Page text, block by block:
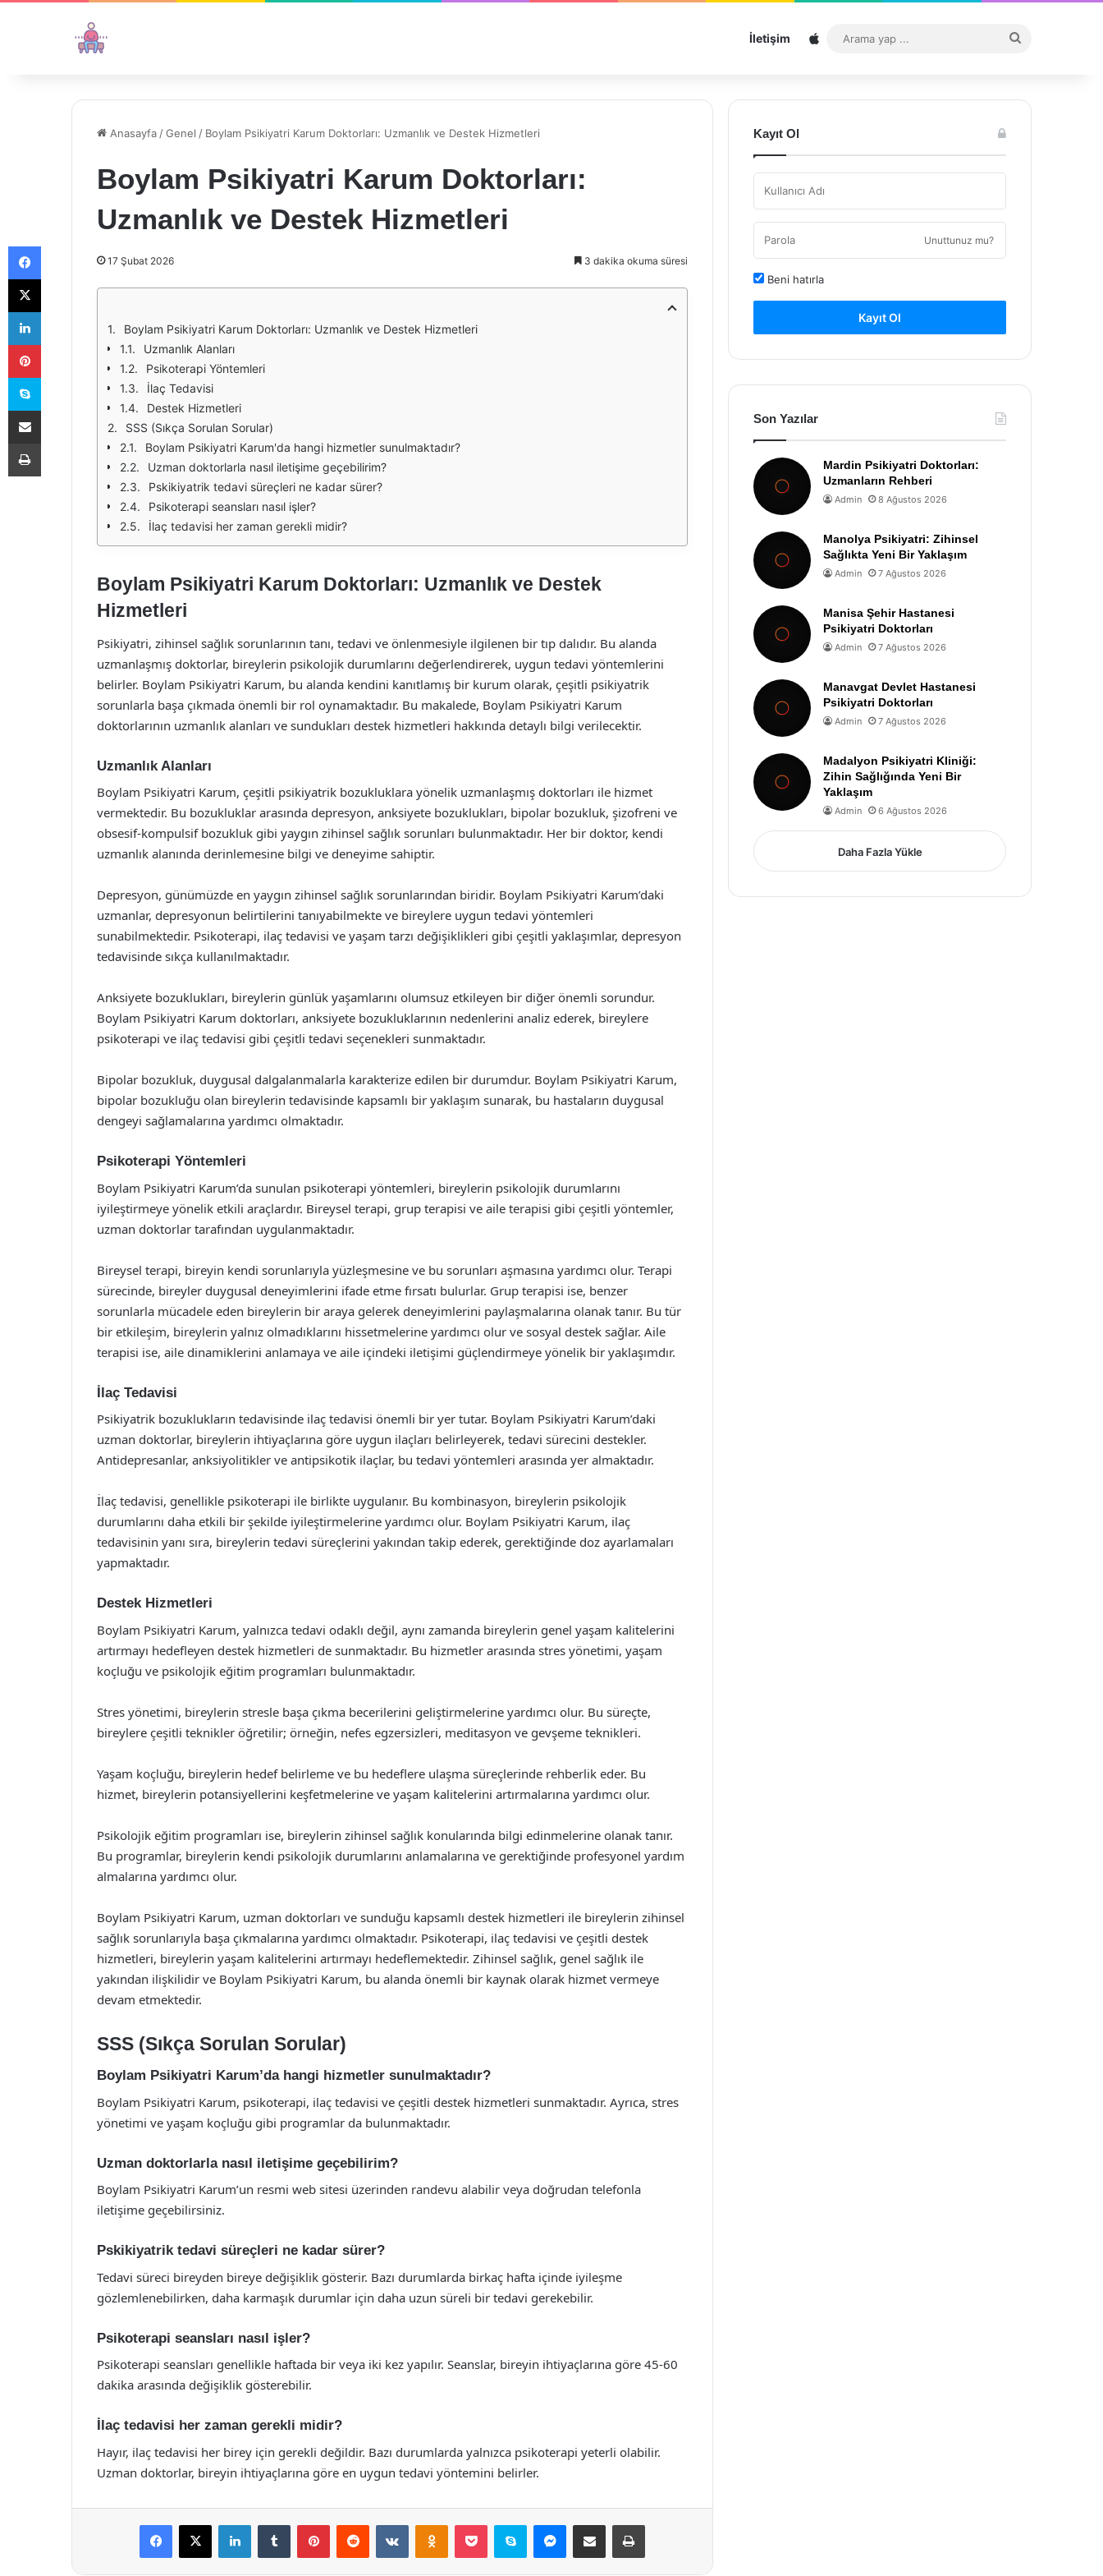
İletişim Sitemap
...
Anasayfa /Genel / Boylam Psikiyatri Karum Doktorları: Uzmanlık ve Destek Hizmetleri
Boylam Psikiyatri Karum Doktorları:
Uzmanlık ve Destek Hizmetleri
17 Şubat 2026 3 dakika okuma süresi
Boylam Psikiyatri Karum Doktorları: Uzmanlık ve Destek Hizmetleri
Uzmanlık Alanları
Psikoterapi Yöntemleri
İlaç Tedavisi
Destek Hizmetleri
SSS (Sıkça Sorulan Sorular)
Boylam Psikiyatri Karum'da hangi hizmetler sunulmaktadır?
Uzman doktorlarla nasıl iletişime geçebilirim?
Pskikiyatrik tedavi süreçleri ne kadar sürer?
Psikoterapi seansları nasıl işler?
İlaç tedavisi her zaman gerekli midir?
Boylam Psikiyatri Karum Doktorları: Uzmanlık ve Destek
Hizmetleri
Psikiyatri, zihinsel sağlık sorunlarının tanı, tedavi ve önlenmesiyle ilgilenen bir tıp dalıdır. Bu alanda
uzmanlaşmış doktorlar, bireylerin psikolojik durumlarını değerlendirerek, uygun tedavi yöntemlerini
belirler. Boylam Psikiyatri Karum, bu alanda kendini kanıtlamış bir kurum olarak, çeşitli psikiyatrik
sorunlarla başa çıkmada önemli bir rol oynamaktadır. Bu makalede, Boylam Psikiyatri Karum
doktorlarının uzmanlık alanları ve sundukları destek hizmetleri hakkında detaylı bilgi verilecektir.
Uzmanlık Alanları
Boylam Psikiyatri Karum, çeşitli psikiyatrik bozukluklara yönelik uzmanlaşmış doktorları ile hizmet
vermektedir. Bu bozukluklar arasında depresyon, anksiyete bozuklukları, bipolar bozukluk, şizofreni ve
obsesif-kompulsif bozukluk gibi yaygın zihinsel sağlık sorunları bulunmaktadır. Her bir doktor, kendi
uzmanlık alanında derinlemesine bilgi ve deneyime sahiptir.
Depresyon, günümüzde en yaygın zihinsel sağlık sorunlarından biridir. Boylam Psikiyatri Karum’daki
uzmanlar, depresyonun belirtilerini tanıyabilmekte ve bireylere uygun tedavi yöntemleri
sunabilmektedir. Psikoterapi, ilaç tedavisi ve yaşam tarzı değişiklikleri gibi çeşitli yaklaşımlar, depresyon
tedavisinde sıkça kullanılmaktadır.
Anksiyete bozuklukları, bireylerin günlük yaşamlarını olumsuz etkileyen bir diğer önemli sorundur.
Boylam Psikiyatri Karum doktorları, anksiyete bozukluklarının nedenlerini analiz ederek, bireylere
psikoterapi ve ilaç tedavisi gibi çeşitli tedavi seçenekleri sunmaktadır.
Bipolar bozukluk, duygusal dalgalanmalarla karakterize edilen bir durumdur. Boylam Psikiyatri Karum,
bipolar bozukluğu olan bireylerin tedavisinde kapsamlı bir yaklaşım sunarak, bu hastaların duygusal
dengeyi sağlamalarına yardımcı olmaktadır.
Psikoterapi Yöntemleri
Boylam Psikiyatri Karum’da sunulan psikoterapi yöntemleri, bireylerin psikolojik durumlarını
iyileştirmeye yönelik etkili araçlardır. Bireysel terapi, grup terapisi ve aile terapisi gibi çeşitli yöntemler,
uzman doktorlar tarafından uygulanmaktadır.
Bireysel terapi, bireyin kendi sorunlarıyla yüzleşmesine ve bu sorunları aşmasına yardımcı olur. Terapi
sürecinde, bireyler duygusal deneyimlerini ifade etme fırsatı bulurlar. Grup terapisi ise, benzer
sorunlarla mücadele eden bireylerin bir araya gelerek deneyimlerini paylaşmalarına olanak tanır. Bu tür
bir etkileşim, bireylerin yalnız olmadıklarını hissetmelerine yardımcı olur ve sosyal destek sağlar. Aile
terapisi ise, aile dinamiklerini anlamaya ve aile içindeki iletişimi güçlendirmeye yönelik bir yaklaşımdır.
İlaç Tedavisi
Psikiyatrik bozuklukların tedavisinde ilaç tedavisi önemli bir yer tutar. Boylam Psikiyatri Karum’daki
uzman doktorlar, bireylerin ihtiyaçlarına göre uygun ilaçları belirleyerek, tedavi sürecini destekler.
Antidepresanlar, anksiyolitikler ve antipsikotik ilaçlar, bu tedavi yöntemleri arasında yer almaktadır.
İlaç tedavisi, genellikle psikoterapi ile birlikte uygulanır. Bu kombinasyon, bireylerin psikolojik
durumlarını daha etkili bir şekilde iyileştirmelerine yardımcı olur. Boylam Psikiyatri Karum, ilaç
tedavisinin yanı sıra, bireylerin tedavi süreçlerini yakından takip ederek, gerektiğinde doz ayarlamaları
yapmaktadır.
Destek Hizmetleri
Boylam Psikiyatri Karum, yalnızca tedavi odaklı değil, aynı zamanda bireylerin genel yaşam kalitelerini
artırmayı hedefleyen destek hizmetleri de sunmaktadır. Bu hizmetler arasında stres yönetimi, yaşam
koçluğu ve psikolojik eğitim programları bulunmaktadır.
Stres yönetimi, bireylerin stresle başa çıkma becerilerini geliştirmelerine yardımcı olur. Bu süreçte,
bireylere çeşitli teknikler öğretilir; örneğin, nefes egzersizleri, meditasyon ve gevşeme teknikleri.
Yaşam koçluğu, bireylerin hedef belirleme ve bu hedeflere ulaşma süreçlerinde rehberlik eder. Bu
hizmet, bireylerin potansiyellerini keşfetmelerine ve yaşam kalitelerini artırmalarına yardımcı olur.
Psikolojik eğitim programları ise, bireylerin zihinsel sağlık konularında bilgi edinmelerine olanak tanır.
Bu programlar, bireylerin kendi psikolojik durumlarını anlamalarına ve gerektiğinde profesyonel yardım
almalarına yardımcı olur.
Boylam Psikiyatri Karum, uzman doktorları ve sunduğu kapsamlı destek hizmetleri ile bireylerin zihinsel
sağlık sorunlarıyla başa çıkmalarına yardımcı olmaktadır. Psikoterapi, ilaç tedavisi ve çeşitli destek
hizmetleri, bireylerin yaşam kalitelerini artırmayı hedeflemektedir. Zihinsel sağlık, genel sağlık ile
yakından ilişkilidir ve Boylam Psikiyatri Karum, bu alanda önemli bir kaynak olarak hizmet vermeye
devam etmektedir.
SSS (Sıkça Sorulan Sorular)
Boylam Psikiyatri Karum’da hangi hizmetler sunulmaktadır?
Boylam Psikiyatri Karum, psikoterapi, ilaç tedavisi ve çeşitli destek hizmetleri sunmaktadır. Ayrıca, stres
yönetimi ve yaşam koçluğu gibi programlar da bulunmaktadır.
Uzman doktorlarla nasıl iletişime geçebilirim?
Boylam Psikiyatri Karum’un resmi web sitesi üzerinden randevu alabilir veya doğrudan telefonla
iletişime geçebilirsiniz.
Pskikiyatrik tedavi süreçleri ne kadar sürer?
Tedavi süreci bireyden bireye değişiklik gösterir. Bazı durumlarda birkaç hafta içinde iyileşme
gözlemlenebilirken, daha karmaşık durumlar için daha uzun süreli bir tedavi gerekebilir.
Psikoterapi seansları nasıl işler?
Psikoterapi seansları genellikle haftada bir veya iki kez yapılır. Seanslar, bireyin ihtiyaçlarına göre 45-60
dakika arasında değişiklik gösterebilir.
İlaç tedavisi her zaman gerekli midir?
Hayır, ilaç tedavisi her birey için gerekli değildir. Bazı durumlarda yalnızca psikoterapi yeterli olabilir.
Uzman doktorlar, bireyin ihtiyaçlarına göre en uygun tedavi yöntemini belirler.
Facebook
X LinkedInTumblr PinterestReddit VKontakteOdnoklassniki
Pocket Skype Messenger
E-Posta ile paylaş Yazdır
Kayıt Ol
Unuttunuz mu?
Beni hatırla
Kayıt Ol
Son Yazılar
Mardin Psikiyatri Doktorları:
Uzmanların Rehberi
Admin 8 Ağustos 2026
Manolya Psikiyatri: Zihinsel
Sağlıkta Yeni Bir Yaklaşım
Admin 7 Ağustos 2026
Manisa Şehir Hastanesi
Psikiyatri Doktorları
Admin 7 Ağustos 2026
Manavgat Devlet Hastanesi
Psikiyatri Doktorları
Admin 7 Ağustos 2026
Madalyon Psikiyatri Kliniği:
Zihin Sağlığında Yeni Bir
Yaklaşım
Admin 6 Ağustos 2026
Daha Fazla Yükle
Facebook
X
LinkedIn
Pinterest
Skype
E-Posta ile paylaş